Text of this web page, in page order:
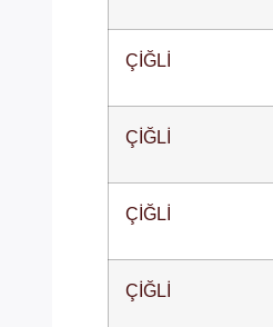
ÇİĞLİ
ÇİĞLİ
ÇİĞLİ
ÇİĞLİ